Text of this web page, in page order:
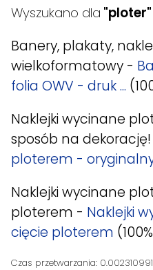
Wyszukano dla "ploter"
Banery, plakaty,
wielkoformatowy -
folia OWV - druk ...
Naklejki wycinane
sposób na
ploterem - oryginalny
Naklejki wycinane
ploterem - Naklejki
cięcie ploterem
Czas przetwarzania: